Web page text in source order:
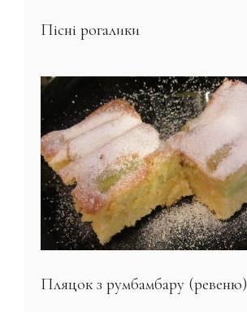
Пісні рогалики
Пляцок з румбамбару (ревеню)